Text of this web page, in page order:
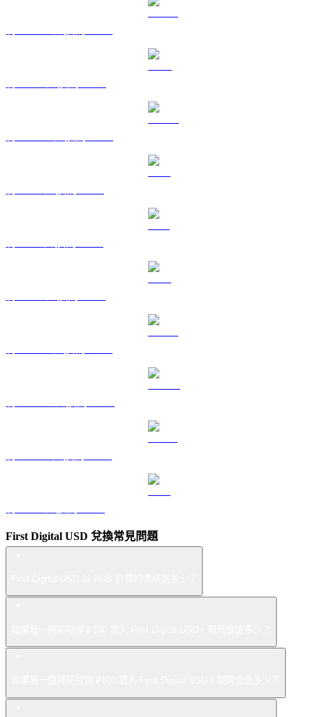
First Digital USD 兌換常見問題